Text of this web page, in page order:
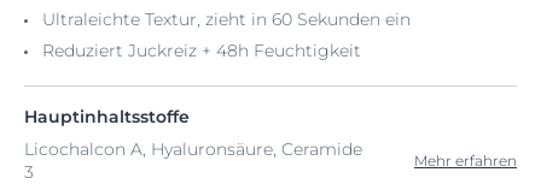
Ultraleichte Textur, zieht in 60 Sekunden ein
Reduziert Juckreiz + 48h Feuchtigkeit
Hauptinhaltsstoffe
Licochalcon A, Hyaluronsäure, Ceramide
3
Mehr erfahren